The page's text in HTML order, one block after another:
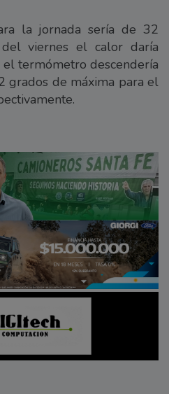
la jornada sería de 32
viernes el calor daría
termómetro descendería
grados de máxima para el